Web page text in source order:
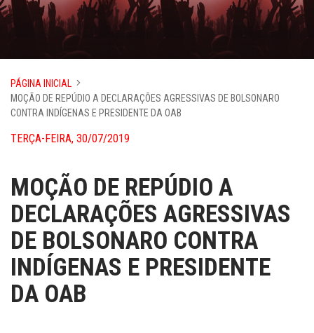
PÁGINA INICIAL
MOÇÃO DE REPÚDIO A DECLARAÇÕES AGRESSIVAS DE BOLSONARO
CONTRA INDÍGENAS E PRESIDENTE DA OAB
TERÇA-FEIRA, 30/07/2019
MOÇÃO DE REPÚDIO A
DECLARAÇÕES AGRESSIVAS
DE BOLSONARO CONTRA
INDÍGENAS E PRESIDENTE
DA OAB